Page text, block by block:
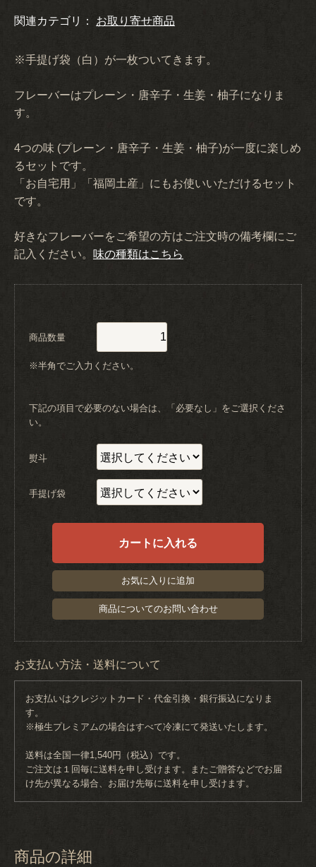
関連カテゴリ： お取り寄せ商品
※手提げ袋（白）が一枚ついてきます。
フレーバーはプレーン・唐辛子・生姜・柚子になりま
す。
4つの味 (プレーン・唐辛子・生姜・柚子)が一度に楽しめ
るセットです。
「お自宅用」「福岡土産」にもお使いいただけるセット
です。
好きなフレーバーをご希望の方はご注文時の備考欄にご
記入ください。 味の種類はこちら
商品数量
※半角でご入力ください。
下記の項目で必要のない場合は、「必要なし」をご選択くださ
い。
熨斗
手提げ袋
カートに入れる
お気に入りに追加
商品についてのお問い合わせ
お支払い方法・送料について
お支払いはクレジットカード・代金引換・銀行振込になりま
す。
※極生プレミアムの場合はすべて冷凍にて発送いたします。
送料は全国一律1,540円（税込）です。
ご注文は１回毎に送料を申し受けます。またご贈答などでお届
け先が異なる場合、お届け先毎に送料を申し受けます。
商品の詳細